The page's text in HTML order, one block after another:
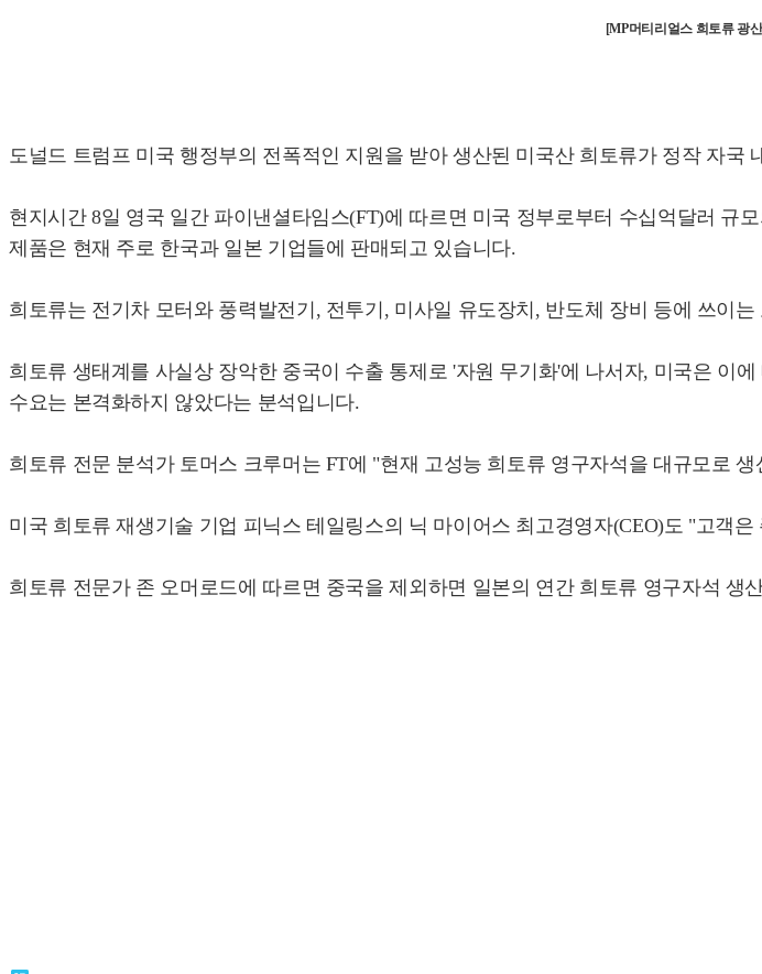
[MP머티리얼스 희토류 광
도널드 트럼프 미국 행정부의 전폭적인 지원을 받아 생산된 미국산 희토류가 정작 자
현지시간 8일 영국 일간 파이낸셜타임스(FT)에 따르면 미국 정부로부터 수십억달러
제품은 현재 주로 한국과 일본 기업들에 판매되고 있습니다.
희토류는 전기차 모터와 풍력발전기, 전투기, 미사일 유도장치, 반도체 장비 등에 쓰이
희토류 생태계를 사실상 장악한 중국이 수출 통제로 '자원 무기화'에 나서자, 미국은 이
수요는 본격화하지 않았다는 분석입니다.
희토류 전문 분석가 토머스 크루머는 FT에 "현재 고성능 희토류 영구자석을 대규모로
미국 희토류 재생기술 기업 피닉스 테일링스의 닉 마이어스 최고경영자(CEO)도 "고객
희토류 전문가 존 오머로드에 따르면 중국을 제외하면 일본의 연간 희토류 영구자석 생